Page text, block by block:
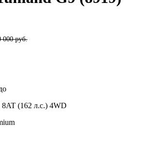
000 руб.
8AT (162 л.с.) 4WD